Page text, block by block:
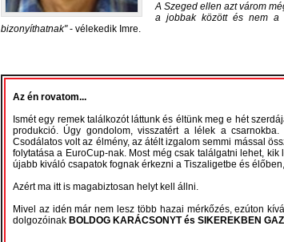
A Szeged ellen azt várom
a jobbak között és nem a
bizonyíthatnak - vélekedik Imre.
Az én rovatom...
Ismét egy remek találkozót láttunk és éltünk meg e hét
produkció. Úgy gondolom, visszatért a lélek a
Csodálatos volt az élmény, az átélt izgalom semmi mással
folytatása a EuroCup-nak. Most még csak találgatni lehet,
újabb kiváló csapatok fognak érkezni a Tiszaligetbe és
Azért ma itt is magabiztosan helyt kell állni.
Mivel az idén már nem lesz több hazai mérkőzés, ezúton
dolgozóinak BOLDOG KARÁCSONYT és SIKEREKBEN